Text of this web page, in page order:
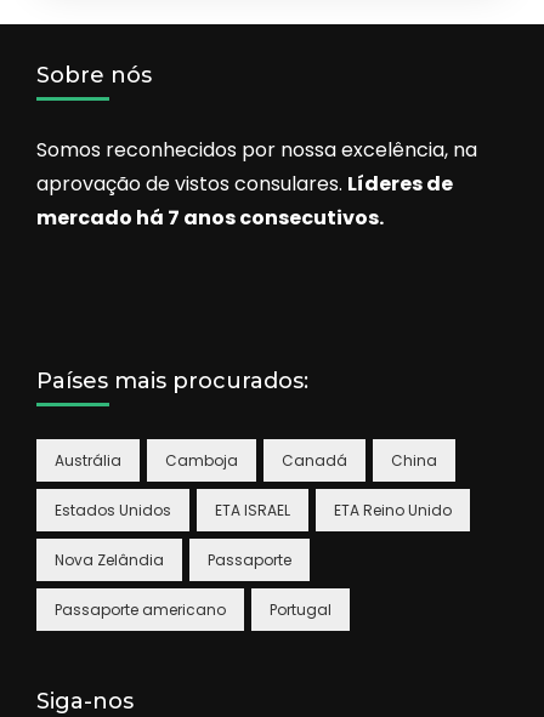
Sobre nós
Somos reconhecidos por nossa excelência, na
aprovação de vistos consulares. Líderes de
mercado há 7 anos consecutivos.
Países mais procurados:
Austrália Camboja Canadá China
Estados Unidos ETA ISRAEL ETA Reino Unido
Nova Zelândia Passaporte
Passaporte americano Portugal
Siga-nos